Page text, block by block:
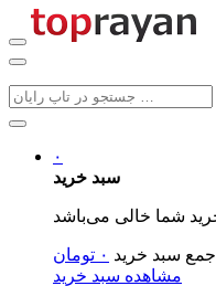
۰
سبد خرید
جمع سبد خرید ۰ تومان
مشاهده سبد خرید